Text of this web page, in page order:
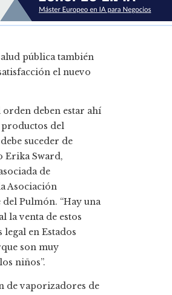
pública también
el nuevo
orden deben estar ahí
del
suceder de
Erika Sward,
de
Asociación
Pulmón. “Hay una
la venta de estos
en Estados
son muy
niños”.
de vaporizadores de